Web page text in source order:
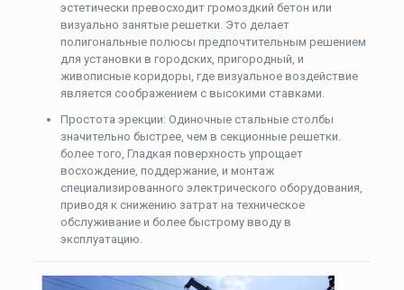
эстетически превосходит громоздкий бетон или
визуально занятые решетки. Это делает
полигональные полюсы предпочтительным решением
для установки в городских, пригородный, и
живописные коридоры, где визуальное воздействие
является соображением с высокими ставками.
Простота эрекции: Одиночные стальные столбы
значительно быстрее, чем в секционные решетки.
более того, Гладкая поверхность упрощает
восхождение, поддержание, и монтаж
специализированного электрического оборудования,
приводя к снижению затрат на техническое
обслуживание и более быстрому вводу в
эксплуатацию.